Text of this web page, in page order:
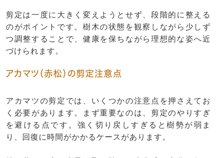
剪定は一度に大きく変えようとせず、段階的に整える
のがポイントです。樹木の状態を観察しながら少しず
つ調整することで、健康を保ちながら理想的な姿へ近
づけられます。
アカマツ（赤松）の剪定注意点
アカマツの剪定では、いくつかの注意点を押さえてお
く必要があります。まず重要なのは、剪定のやりすぎ
を避ける点です。強く切り戻しすぎると樹勢が弱ま
り、回復に時間がかかるケースがあります。